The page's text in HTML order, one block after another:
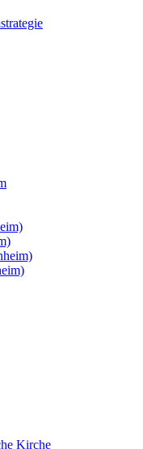
Kirche